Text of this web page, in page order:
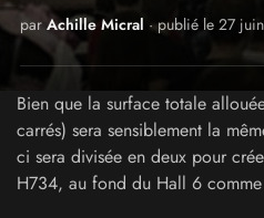
par Achille Micral · publié le 27
Bien que la surface totale
carrés) sera sensiblement la
ci sera divisée en deux pour
H734, au fond du Hall 6